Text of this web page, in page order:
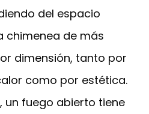
del espacio
chimenea de más
dimensión, tanto por
como por estética.
un fuego abierto tiene